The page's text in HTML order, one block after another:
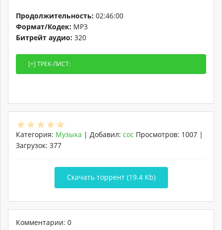
Продолжительность: 02:46:00
Формат/Кодек: MP3
Битрейт аудио: 320
Категория: Музыка | Добавил: coc Просмотров: 1007 |
Загрузок: 377
Скачать торрент (19.4 Kb)
Комментарии: 0